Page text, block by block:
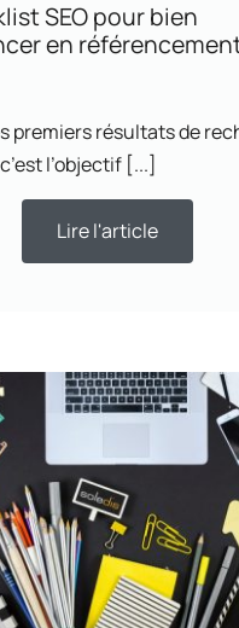
SEO pour bien
en
premiers résultats de
l’objectif [...]
Lire l'article